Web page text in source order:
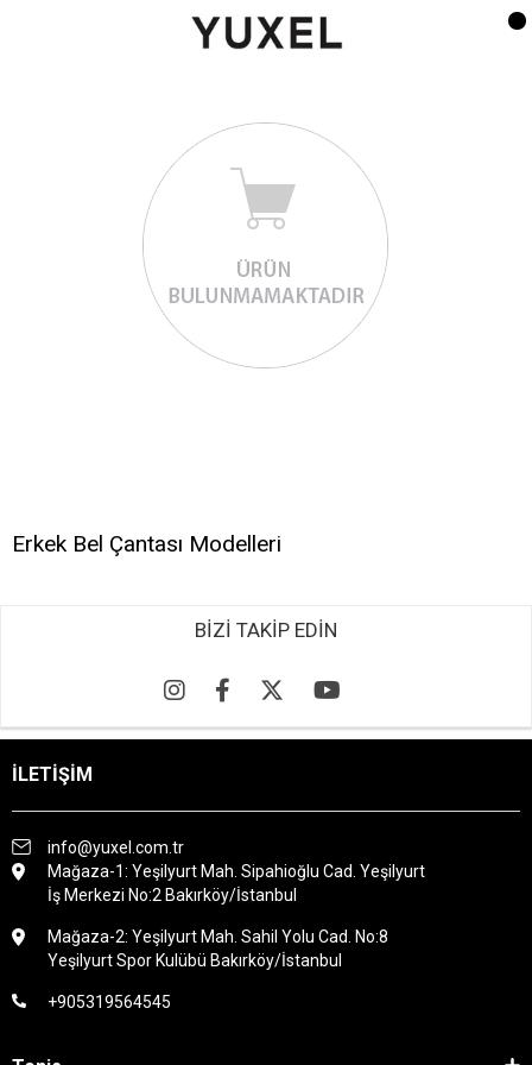
Erkek Bel Çantası Modelleri
BİZİ TAKİP EDİN
İLETİŞİM
info@yuxel.com.tr
Mağaza-1: Yeşilyurt Mah. Sipahioğlu Cad. Yeşilyurt
İş Merkezi No:2 Bakırköy/İstanbul
Mağaza-2: Yeşilyurt Mah. Sahil Yolu Cad. No:8
Yeşilyurt Spor Kulübü Bakırköy/İstanbul
+905319564545